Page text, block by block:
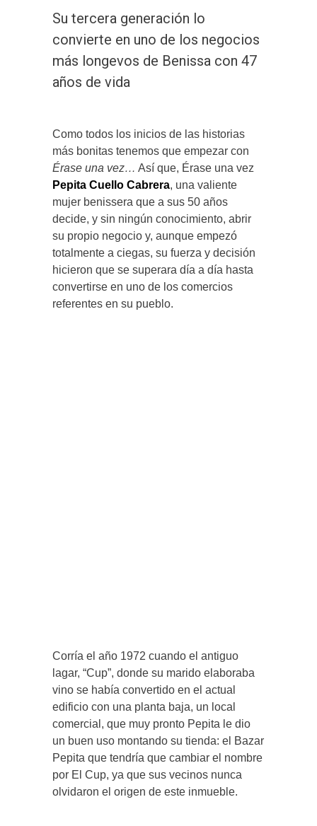
Su tercera generación lo
convierte en uno de los negocios
más longevos de Benissa con 47
años de vida
Como todos los inicios de las historias
más bonitas tenemos que empezar con
Érase una vez… Así que, Érase una vez
Pepita Cuello Cabrera, una valiente
mujer benissera que a sus 50 años
decide, y sin ningún conocimiento, abrir
su propio negocio y, aunque empezó
totalmente a ciegas, su fuerza y decisión
hicieron que se superara día a día hasta
convertirse en uno de los comercios
referentes en su pueblo.
Corría el año 1972 cuando el antiguo
lagar, “Cup”, donde su marido elaboraba
vino se había convertido en el actual
edificio con una planta baja, un local
comercial, que muy pronto Pepita le dio
un buen uso montando su tienda: el Bazar
Pepita que tendría que cambiar el nombre
por El Cup, ya que sus vecinos nunca
olvidaron el origen de este inmueble.